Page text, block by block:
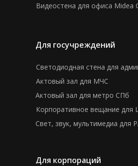
Видеостена для офиса Midea
Для корпораций
Для госучреждений
Светодиодная стена для
Актовый зал для МЧС
Актовый зал для метро СПб
Корпоративное вещание для
Свет, звук, мультимедиа для